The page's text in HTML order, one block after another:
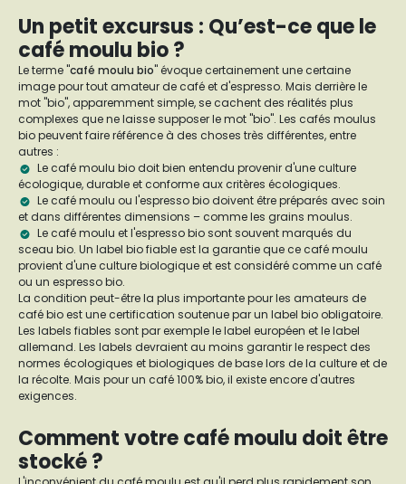
Un petit excursus : Qu’est-ce que le
café moulu bio ?
Le terme "café moulu bio" évoque certainement une certaine
image pour tout amateur de café et d'espresso. Mais derrière le
mot "bio", apparemment simple, se cachent des réalités plus
complexes que ne laisse supposer le mot "bio". Les cafés moulus
bio peuvent faire référence à des choses très différentes, entre
autres :
Le café moulu bio doit bien entendu provenir d'une culture
écologique, durable et conforme aux critères écologiques.
Le café moulu ou l'espresso bio doivent être préparés avec soin
et dans différentes dimensions – comme les grains moulus.
Le café moulu et l'espresso bio sont souvent marqués du
sceau bio. Un label bio fiable est la garantie que ce café moulu
provient d'une culture biologique et est considéré comme un café
ou un espresso bio.
La condition peut-être la plus importante pour les amateurs de
café bio est une certification soutenue par un label bio obligatoire.
Les labels fiables sont par exemple le label européen et le label
allemand. Les labels devraient au moins garantir le respect des
normes écologiques et biologiques de base lors de la culture et de
la récolte. Mais pour un café 100% bio, il existe encore d'autres
exigences.
Comment votre café moulu doit être
stocké ?